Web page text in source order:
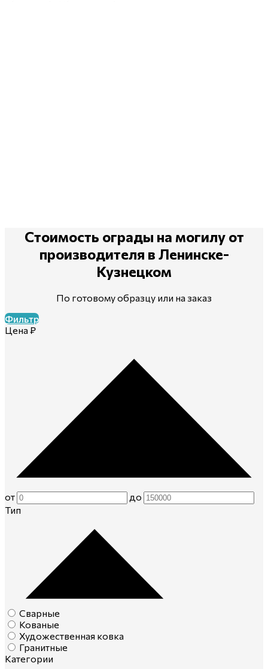
Стоимость ограды на могилуот
производителя в Ленинске-
Кузнецком
По готовому образцу или на заказ
Фильтр
Цена ₽
от
до
Тип
Сварные
Кованые
Художественная ковка
Гранитные
Категории